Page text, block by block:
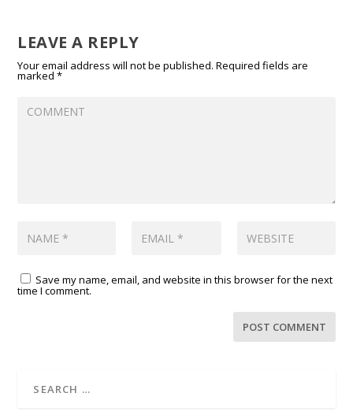
LEAVE A REPLY
Your email address will not be published. Required fields are
marked*
Save my name, email, and website in this browser for the next
time I comment.